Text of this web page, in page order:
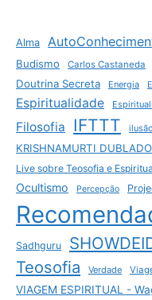
Alma
Budismo Carlos Castaneda
Doutrina Secreta Energia
Espiritualidade
Filosofia IFTTT ilusão
KRISHNAMURTI DUBLADO
Live sobre Teosofia e
Ocultismo Percepção
Sadhguru
Teosofia Verdade
VIAGEM ESPIRITUAL -